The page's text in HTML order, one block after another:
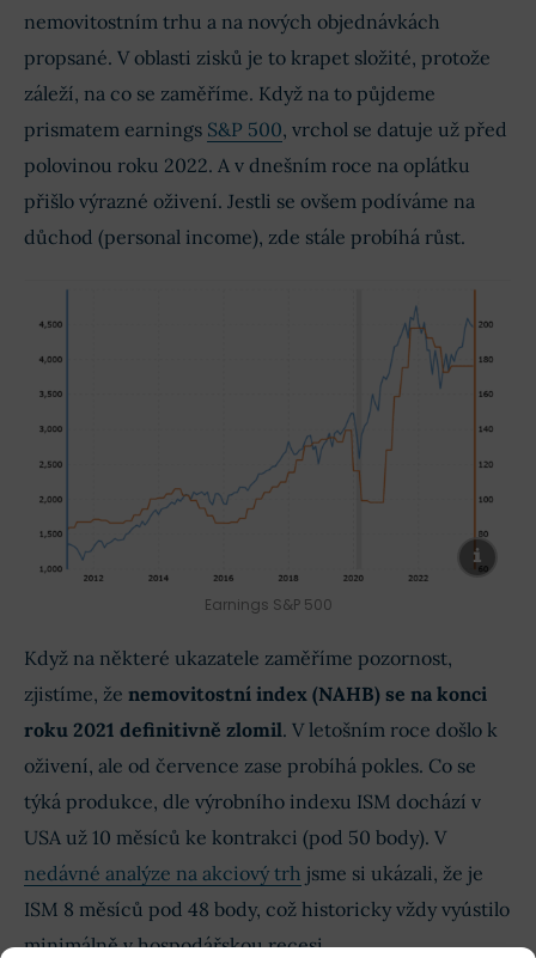
nemovitostním trhu a na nových objednávkách
propsané. V oblasti zisků je to krapet složité, protože
záleží, na co se zaměříme. Když na to půjdeme
prismatem earnings S&P 500, vrchol se datuje už před
polovinou roku 2022. A v dnešním roce na oplátku
přišlo výrazné oživení. Jestli se ovšem podíváme na
důchod (personal income), zde stále probíhá růst.
Earnings S&P 500
Když na některé ukazatele zaměříme pozornost,
zjistíme, že nemovitostní index (NAHB) se na konci
roku 2021 definitivně zlomil. V letošním roce došlo k
oživení, ale od července zase probíhá pokles. Co se
týká produkce, dle výrobního indexu ISM dochází v
USA už 10 měsíců ke kontrakci (pod 50 body). V
nedávné analýze na akciový trh jsme si ukázali, že je
ISM 8 měsíců pod 48 body, což historicky vždy vyústilo
minimálně v hospodářskou recesi.